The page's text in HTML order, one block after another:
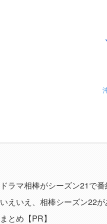
ドラマ相棒がシーズン21で
いえいえ、相棒シーズン22
まとめ【PR】